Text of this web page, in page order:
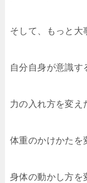
そして、もっと大
自分自身が意識す
力の入れ方を変え
体重のかけかたを
身体の動かし方を